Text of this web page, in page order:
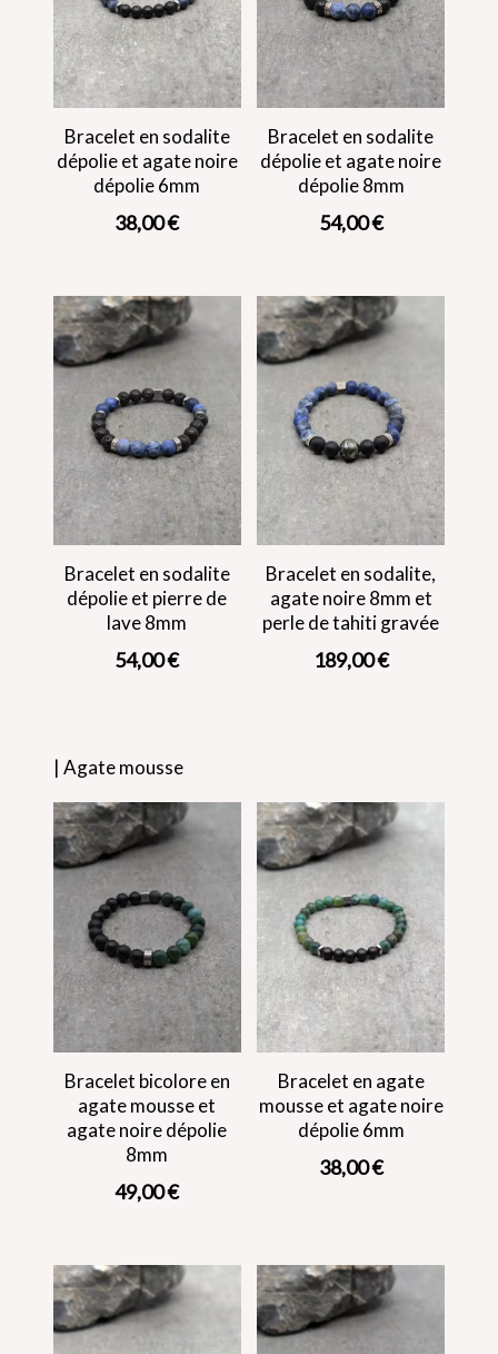
Bracelet en sodalite
dépolie et agate noire
dépolie 6mm
38,00€
Bracelet en sodalite
dépolie et agate noire
dépolie 8mm
54,00€
Bracelet en sodalite
dépolie et pierre de
lave 8mm
54,00€
Bracelet en sodalite,
agate noire 8mm et
perle de tahiti gravée
189,00€
| Agate mousse
Bracelet bicolore en
agate mousse et
agate noire dépolie
8mm
49,00€
Bracelet en agate
mousse et agate noire
dépolie 6mm
38,00€